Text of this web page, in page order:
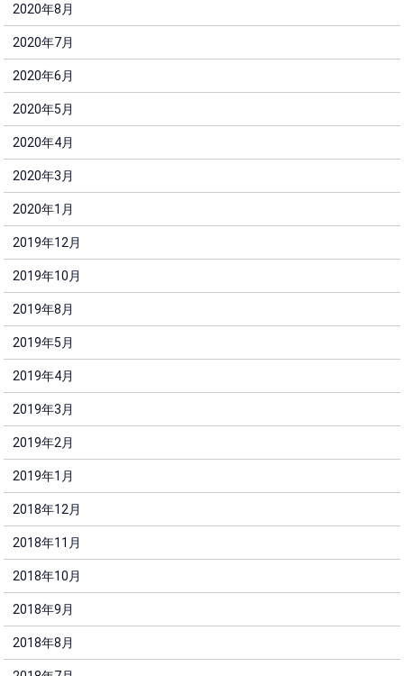
2020年8月
2020年7月
2020年6月
2020年5月
2020年4月
2020年3月
2020年1月
2019年12月
2019年10月
2019年8月
2019年5月
2019年4月
2019年3月
2019年2月
2019年1月
2018年12月
2018年11月
2018年10月
2018年9月
2018年8月